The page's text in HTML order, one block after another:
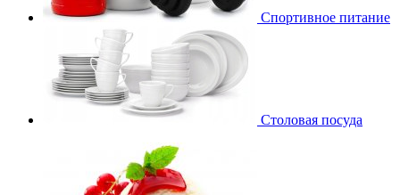
Спортивное питание
Столовая посуда